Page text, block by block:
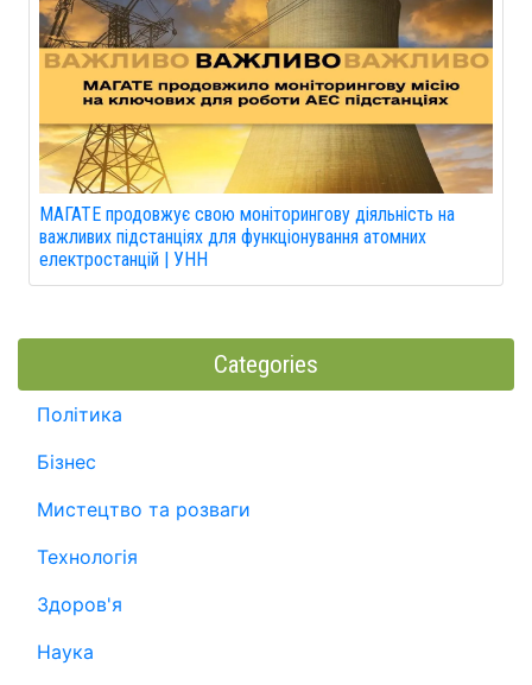
МАГАТЕ продовжує свою моніторингову діяльність на
важливих підстанціях для функціонування атомних
електростанцій | УНН
Categories
Політика
Бізнес
Мистецтво та розваги
Технологія
Здоров'я
Наука